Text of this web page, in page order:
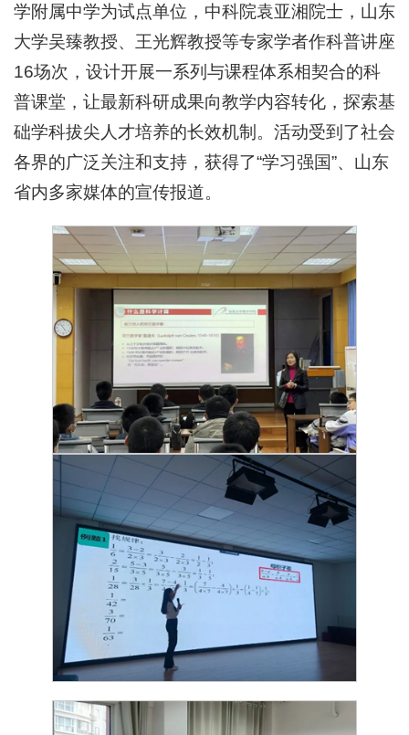
学附属中学为试点单位，中科院袁亚湘院士，山东
大学吴臻教授、王光辉教授等专家学者作科普讲座
16场次，设计开展一系列与课程体系相契合的科
普课堂，让最新科研成果向教学内容转化，探索基
础学科拔尖人才培养的长效机制。活动受到了社会
各界的广泛关注和支持，获得了“学习强国”、山东
省内多家媒体的宣传报道。